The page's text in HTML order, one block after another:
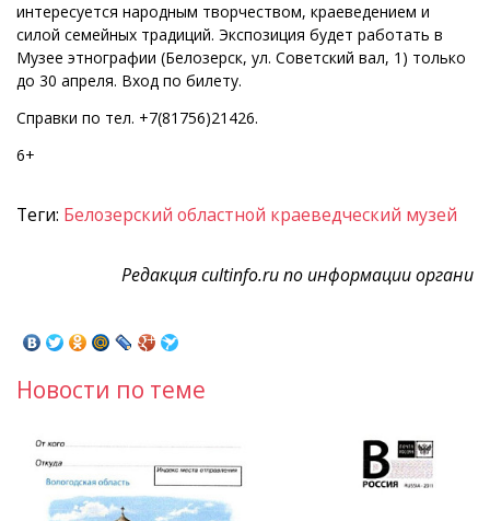
интересуется народным творчеством, краеведением и
силой семейных традиций. Экспозиция будет работать в
Музее этнографии (Белозерск, ул. Советский вал, 1) только
до 30 апреля. Вход по билету.
Справки по тел. +7(81756)21426.
6+
Теги: Белозерский областной краеведческий музей
Редакция cultinfo.ru по информации органи
Новости по теме